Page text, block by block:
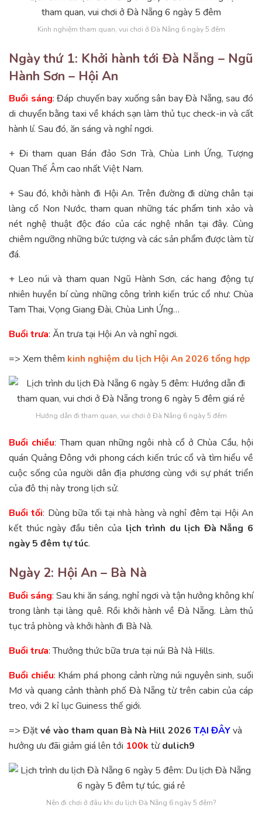
Kinh nghiệm tham quan, vui chơi ở Đà Nẵng 6 ngày 5 đêm
Ngày thứ 1: Khởi hành tới Đà Nẵng – Ngũ
Hành Sơn – Hội An
Buổi sáng: Đáp chuyến bay xuống sân bay Đà Nẵng, sau đó
di chuyển bằng taxi về khách sạn làm thủ tục check-in và cất
hành lí. Sau đó, ăn sáng và nghỉ ngơi.
+ Đi tham quan Bán đảo Sơn Trà, Chùa Linh Ứng, Tượng
Quan Thế Âm cao nhất Việt Nam.
+ Sau đó, khởi hành đi Hội An. Trên đường đi dừng chân tại
làng cổ Non Nước, tham quan những tác phẩm tinh xảo và
nét nghệ thuật độc đáo của các nghệ nhân tại đây. Cùng
chiêm ngưỡng những bức tượng và các sản phẩm được làm từ
đá.
+ Leo núi và tham quan Ngũ Hành Sơn, các hang động tự
nhiên huyền bí cùng những công trình kiến trúc cổ như: Chùa
Tam Thai, Vọng Giang Đài, Chùa Linh Ứng…
Buổi trưa: Ăn trưa tại Hội An và nghỉ ngơi.
=> Xem thêm kinh nghiệm du lịch Hội An 2026 tổng hợp
Hướng dẫn đi tham quan, vui chơi ở Đà Nẵng 6 ngày 5 đêm
Buổi chiều: Tham quan những ngôi nhà cổ ở Chùa Cầu, hội
quán Quảng Đông với phong cách kiến trúc cổ và tìm hiểu về
cuộc sống của người dân địa phương cùng với sự phát triển
của đô thị này trong lịch sử.
Buổi tối: Dùng bữa tối tại nhà hàng và nghỉ đêm tại Hội An
kết thúc ngày đầu tiên của lịch trình du lịch Đà Nẵng 6
ngày 5 đêm tự túc.
Ngày 2: Hội An – Bà Nà
Buổi sáng: Sau khi ăn sáng, nghỉ ngơi và tận hưởng không khí
trong lành tại làng quê. Rồi khởi hành về Đà Nẵng. Làm thủ
tục trả phòng và khởi hành đi Bà Nà.
Buổi trưa: Thưởng thức bữa trưa tại núi Bà Nà Hills.
Buổi chiều: Khám phá phong cảnh rừng núi nguyên sinh, suối
Mơ và quang cảnh thành phố Đà Nẵng từ trên cabin của cáp
treo, với 2 kỉ lục Guiness thế giới.
=> Đặtvé vào tham quan Bà Nà Hill 2026 TẠI ĐÂYvà
hưởng ưu đãi giảm giá lên tới 100k từdulich9
Nên đi chơi ở đâu khi du lịch Đà Nẵng 6 ngày 5 đêm?